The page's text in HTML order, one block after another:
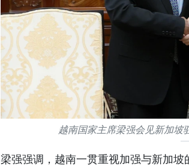
越南国家主席梁强会见新加坡
梁强强调，越南一贯重视加强与新加